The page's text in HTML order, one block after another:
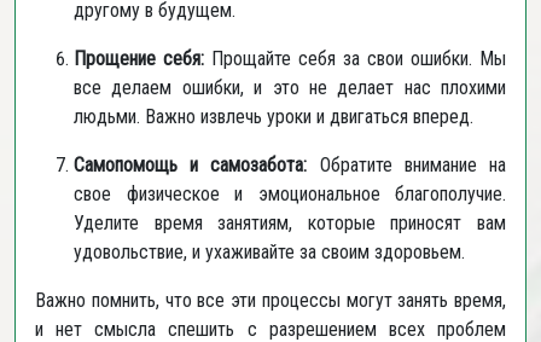
другому в будущем.
Прощение себя: Прощайте себя за свои ошибки. Мы
все делаем ошибки, и это не делает нас плохими
людьми. Важно извлечь уроки и двигаться вперед.
Самопомощь и самозабота: Обратите внимание на
свое физическое и эмоциональное благополучие.
Уделите время занятиям, которые приносят вам
удовольствие, и ухаживайте за своим здоровьем.
Важно помнить, что все эти процессы могут занять время,
и нет смысла спешить с разрешением всех проблем